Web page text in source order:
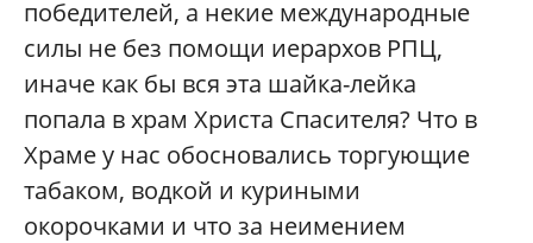
победителей, а некие международные
силы не без помощи иерархов РПЦ,
иначе как бы вся эта шайка-лейка
попала в храм Христа Спасителя? Что в
Храме у нас обосновались торгующие
табаком, водкой и куриными
окорочками и что за неимением